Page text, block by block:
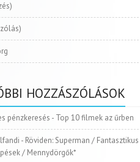
HOZZÁSZÓLÁSOK
pénzkeresés - Top 10 filmek az űrben
- Röviden: Superman / Fantasztikus
/ Mennydörgők*